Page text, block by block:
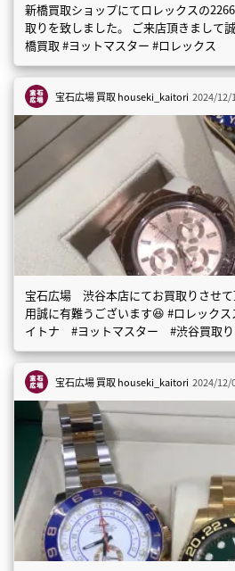
新橋買取ショップにてロレックスの
取りを致しました。 ご来店頂きまして
橋買取 #ヨットマスター #ロレックス
宝石広場 買取houseki_kaitori 2024/12/
宝石広場 渋谷本店にてお買取りさせ
用誠に有難うございます😆 #ロレック
イトナ #ヨットマスター #渋谷買取り
宝石広場 買取houseki_kaitori 2024/12/